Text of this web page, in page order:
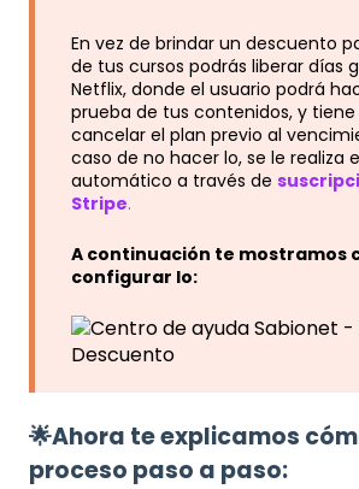
En vez de brindar un descuento
de tus cursos podrás liberar días
Netflix, donde el usuario podrá
prueba de tus contenidos, y
cancelar el plan previo al
caso de no hacer lo, se le realiza
automático a través de
Stripe.
A continuación te mostramos
configurar lo:
🌟Ahora te explicamos
proceso paso a paso: